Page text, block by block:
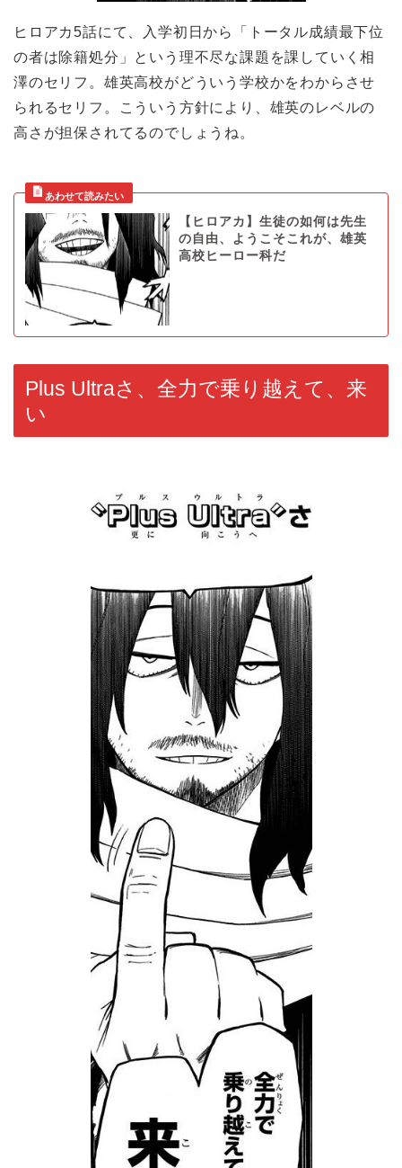
ヒロアカ5話にて、入学初日から「トータル成績最下位
の者は除籍処分」という理不尽な課題を課していく相
澤のセリフ。雄英高校がどういう学校かをわからさせ
られるセリフ。こういう方針により、雄英のレベルの
高さが担保されてるのでしょうね。
【ヒロアカ】生徒の如何は先生
の自由、ようこそこれが、雄英
高校ヒーロー科だ
Plus Ultraさ、全力で乗り越えて、来
い